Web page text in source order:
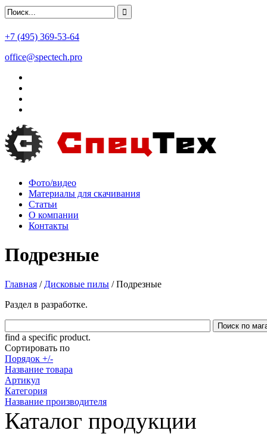
+7 (495) 369-53-64
office@spectech.pro
Фото/видео
Материалы для скачивания
Статьи
О компании
Контакты
Подрезные
Главная / Дисковые пилы /Подрезные
Раздел в разработке.
find a specific product.
Сортировать по
Порядок +/-
Название товара
Артикул
Категория
Название производителя
Каталог продукции